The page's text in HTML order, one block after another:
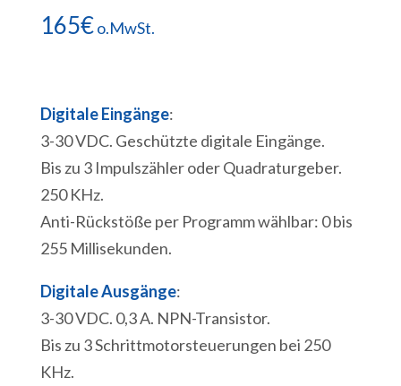
165€o.MwSt.
Digitale Eingänge:
3-30 VDC. Geschützte digitale Eingänge.
Bis zu 3 Impulszähler oder Quadraturgeber.
250 KHz.
Anti-Rückstöße per Programm wählbar: 0 bis
255 Millisekunden.
Digitale Ausgänge:
3-30 VDC. 0,3 A. NPN-Transistor.
Bis zu 3 Schrittmotorsteuerungen bei 250
KHz.